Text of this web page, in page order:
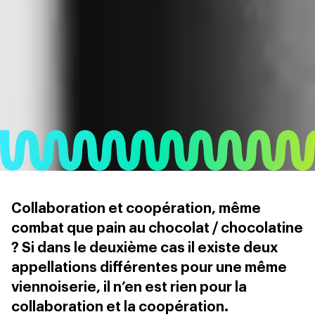
Collaboration et coopération, même
combat que pain au chocolat / chocolatine
? Si dans le deuxième cas il existe deux
appellations différentes pour une même
viennoiserie, il n’en est rien pour la
collaboration et la coopération.